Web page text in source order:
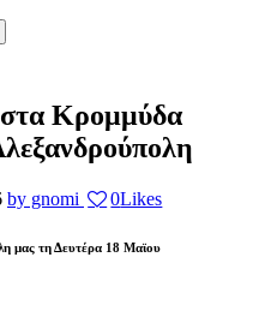
Κρομμύδα
by gnomi 0Likes
μας τη Δευτέρα 18 Μαϊου